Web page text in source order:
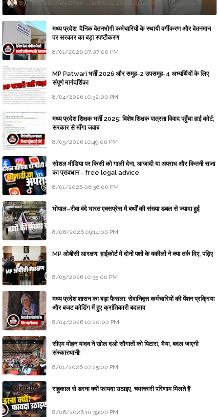
Updesh Awasthee 8/06/2026 10:09:00 PM
मध्य प्रदेश: दैनिक वेतनभोगी कर्मचारियों के स्थायी वर्गीकरण और वेतनमान
पर सरकार का बड़ा स्पष्टीकरण
8/01/2026 07:07:00 PM
MP Patwari भर्ती 2026 और समूह-2 उपसमूह-4 अभ्यर्थियों के लिए
संपूर्ण मार्गदर्शिका
8/04/2026 10:32:00 PM
मध्य प्रदेश शिक्षक भर्ती 2025: विशेष शिक्षक पात्रता विवाद पहुँचा हाई कोर्ट;
सरकार से माँगा जवाब
8/05/2026 10:49:00 PM
सोशल मीडिया पर किसी को गाली देना, आजादी या अपराध और कितनी सजा
का प्रावधान - free legal advice
8/01/2026 06:36:00 PM
भोपाल–रीवा वंदे भारत एक्सप्रेस में बर्थों की संख्या डबल से ज्यादा हुई
8/06/2026 09:14:00 PM
MP ओबीसी आरक्षण: हाईकोर्ट में दोनों पक्षों के वकीलों ने क्या तर्क दिए, पढ़िए
8/05/2026 10:35:00 PM
मध्य प्रदेश शासन का बड़ा फैसला: सेवानिवृत्त कर्मचारियों की पेंशन प्रक्रिया
और बजट कोडिंग में हुए क्रांतिकारी बदलाव
8/04/2026 10:20:00 PM
सीएम मोहन यादव ने खोल दओ सौगातों को पिटारा, भैया, बदल जाएगी
संस्कारधानी!
8/01/2026 07:25:00 PM
राहुकाल से डरना क्यों फायदा उठाइए, चमत्कारी परिणाम मिलते हैं
8/06/2026 10:39:00 PM